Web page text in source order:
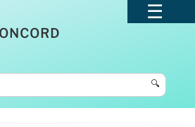
🔍